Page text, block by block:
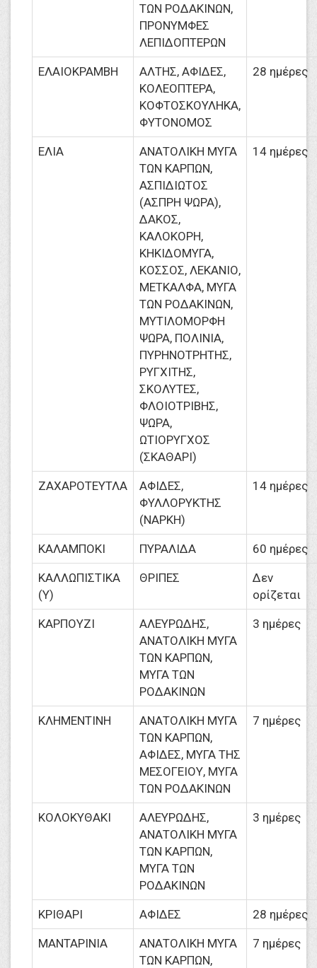
ΤΩΝ ΡΟΔΑΚΙΝΩΝ,
ΠΡΟΝΥΜΦΕΣ
ΛΕΠΙΔΟΠΤΕΡΩΝ
ΕΛΑΙΟΚΡΑΜΒΗ
ΑΛΤΗΣ, ΑΦΙΔΕΣ,
ΚΟΛΕΟΠΤΕΡΑ,
ΚΟΦΤΟΣΚΟΥΛΗΚΑ,
ΦΥΤΟΝΟΜΟΣ
28 ημέρες
ΕΛΙΑ
ΑΝΑΤΟΛΙΚΗ ΜΥΓΑ
ΤΩΝ ΚΑΡΠΩΝ,
ΑΣΠΙΔΙΩΤΟΣ
(ΑΣΠΡΗ ΨΩΡΑ),
ΔΑΚΟΣ,
ΚΑΛΟΚΟΡΗ,
ΚΗΚΙΔΟΜΥΓΑ,
ΚΟΣΣΟΣ, ΛΕΚΑΝΙΟ,
ΜΕΤΚΑΛΦΑ, ΜΥΓΑ
ΤΩΝ ΡΟΔΑΚΙΝΩΝ,
ΜΥΤΙΛΟΜΟΡΦΗ
ΨΩΡΑ, ΠΟΛΙΝΙΑ,
ΠΥΡΗΝΟΤΡΗΤΗΣ,
ΡΥΓΧΙΤΗΣ,
ΣΚΟΛΥΤΕΣ,
ΦΛΟΙΟΤΡΙΒΗΣ,
ΨΩΡΑ,
ΩΤΙΟΡΥΓΧΟΣ
(ΣΚΑΘΑΡΙ)
14 ημέρες
ΖΑΧΑΡΟΤΕΥΤΛΑ
ΑΦΙΔΕΣ,
ΦΥΛΛΟΡΥΚΤΗΣ
(ΝΑΡΚΗ)
14 ημέρες
ΚΑΛΑΜΠΟΚΙ ΠΥΡΑΛΙΔΑ 60 ημέρες
ΚΑΛΛΩΠΙΣΤΙΚΑ
(Υ)
ΘΡΙΠΕΣ
Δεν
ορίζεται
ΚΑΡΠΟΥΖΙ
ΑΛΕΥΡΩΔΗΣ,
ΑΝΑΤΟΛΙΚΗ ΜΥΓΑ
ΤΩΝ ΚΑΡΠΩΝ,
ΜΥΓΑ ΤΩΝ
ΡΟΔΑΚΙΝΩΝ
3 ημέρες
ΚΛΗΜΕΝΤΙΝΗ
ΑΝΑΤΟΛΙΚΗ ΜΥΓΑ
ΤΩΝ ΚΑΡΠΩΝ,
ΑΦΙΔΕΣ, ΜΥΓΑ ΤΗΣ
ΜΕΣΟΓΕΙΟΥ, ΜΥΓΑ
ΤΩΝ ΡΟΔΑΚΙΝΩΝ
7 ημέρες
ΚΟΛΟΚΥΘΑΚΙ
ΑΛΕΥΡΩΔΗΣ,
ΑΝΑΤΟΛΙΚΗ ΜΥΓΑ
ΤΩΝ ΚΑΡΠΩΝ,
ΜΥΓΑ ΤΩΝ
ΡΟΔΑΚΙΝΩΝ
3 ημέρες
ΚΡΙΘΑΡΙ ΑΦΙΔΕΣ 28 ημέρες
ΜΑΝΤΑΡΙΝΙΑ
ΑΝΑΤΟΛΙΚΗ ΜΥΓΑ
ΤΩΝ ΚΑΡΠΩΝ,
7 ημέρες